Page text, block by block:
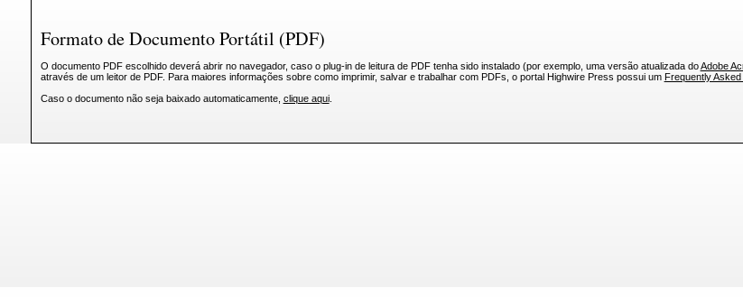
Formato de Documento Portátil (PDF)
O documento PDF escolhido deverá abrir no navegador, caso o plug-in de leitura de PDF tenha sido instalado (por exemplo, uma versão atualizada doAdobe
através de um leitor de PDF. Para maiores informações sobre como imprimir, salvar e trabalhar com PDFs, o portal Highwire Press possui um Frequently
Caso o documento não seja baixado automaticamente, clique aqui.